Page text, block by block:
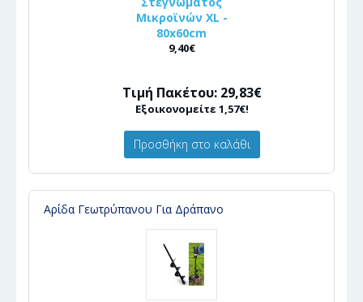
Μικροϊνών XL -
80x60cm
9,40€
Τιμή Πακέτου: 29,83€
Εξοικονομείτε 1,57€!
Προσθήκη στο καλάθι
Αρίδα Γεωτρύπανου Για Δράπανο